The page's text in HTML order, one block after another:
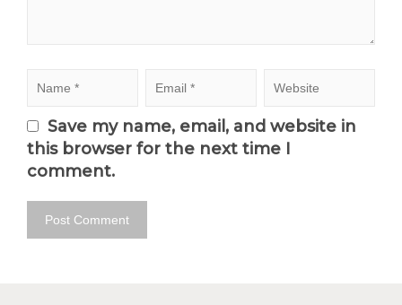
Save my name, email, and website in
this browser for the next time I
comment.